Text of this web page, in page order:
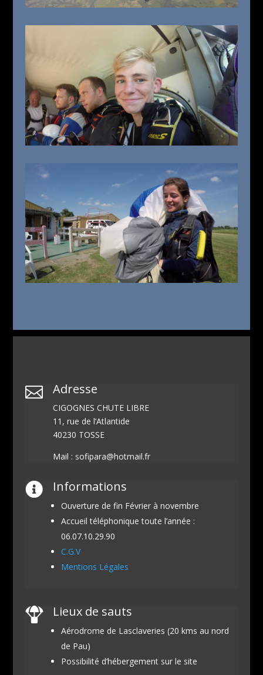
 Adresse
CIGOGNES CHUTE LIBRE
11, rue de l’Atlantide
40230 TOSSE
Mail : sofipara@hotmail.fr
 Informations
Ouverture de fin Février à novembre
Accueil téléphonique toute l’année :
06.07.10.29.90
C.G.V
Mentions Légales
 Lieux de sauts
Aérodrome de Lasclaveries (20 kms au nord
de Pau)
Possibilité d’hébergement sur le site